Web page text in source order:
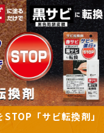
換剤」
住まいの